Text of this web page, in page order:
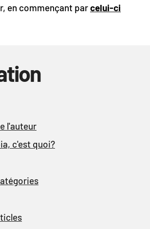
en commençant parcelui-ci
l'auteur
c'est quoi?